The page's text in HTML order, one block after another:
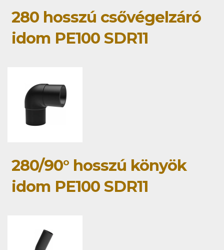
280 hosszú csővégelzáró
idom PE100 SDR11
280/90° hosszú könyök
idom PE100 SDR11